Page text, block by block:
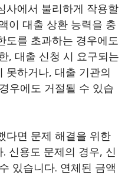
사에서 불리하게 작용할
이 대출 상환 능력을 충
도를 초과하는 경우에도
, 대출 신청 시 요구되는
못하거나, 대출 기관의
우에도 거절될 수 있습
다면 문제 해결을 위한
신용도 문제의 경우, 신
있습니다. 연체된 금액